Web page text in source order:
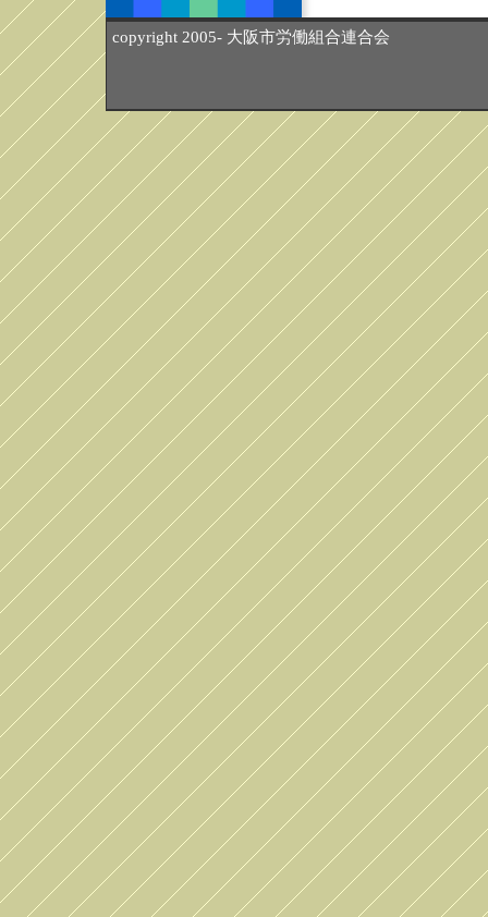
copyright 2005- 大阪市労働組合連合会